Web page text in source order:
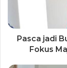
Pasca jadi
Fokus